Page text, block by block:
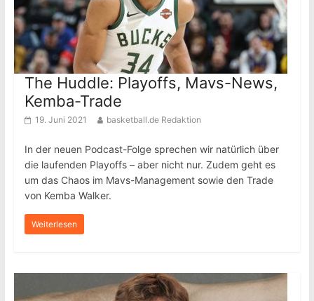
The Huddle: Playoffs, Mavs-News,
Kemba-Trade
19. Juni 2021 basketball.de Redaktion
In der neuen Podcast-Folge sprechen wir natürlich über
die laufenden Playoffs – aber nicht nur. Zudem geht es
um das Chaos im Mavs-Management sowie den Trade
von Kemba Walker.
Weiterlesen